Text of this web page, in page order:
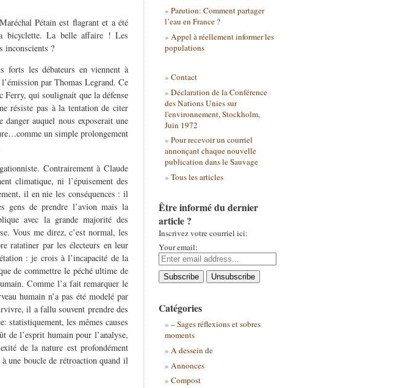
Pétain est flagrant et a été
bicyclette. La belle affaire ! Les
inconscients ?
forts les débateurs en viennent à
par Thomas Legrand. Ce
Ferry, qui soulignait que la défense
résiste pas à la tentation de citer
auquel nous exposerait une
un simple prolongement
Contrairement à Claude
climatique, ni l’épuisement des
il en nie les conséquences : il
gens de prendre l’avion mais la
avec la grande majorité des
Vous me direz, c’est normal, les
ratatiner par les électeurs en leur
: je crois à l’incapacité de la
de commettre le péché ultime de
Comme l’a fait remarquer le
humain n’a pas été modelé par
il a fallu souvent prendre des
statistiquement, les mêmes causes
de l’esprit humain pour l’analyse,
de la nature est profondément
une boucle de rétroaction quand il
Parution: Comment partager
l’eau en France ?
Appel à réellement informer les
populations
Contact
Déclaration de la Conférence
des Nations Unies sur
l'environnement, Stockholm,
Juin 1972
Pour recevoir un courriel
annonçant chaque nouvelle
publication dans le Sauvage
Tous les articles
Être informé du dernier
article ?
Inscrivez votre courriel ici:
Your email:
Catégories
– Sages réflexions et sobres
moments
A dessein de
Annonces
Compost